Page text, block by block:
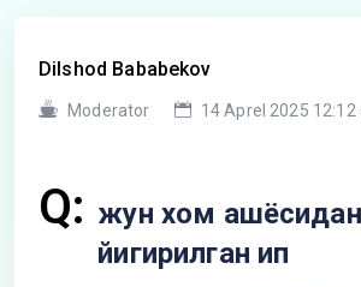
Dilshod Bababekov
Moderator 14 Aprel 2025 12:12
Q: жун хом ашёсидан
йигирилган ип